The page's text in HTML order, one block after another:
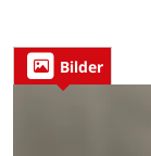
Bilder